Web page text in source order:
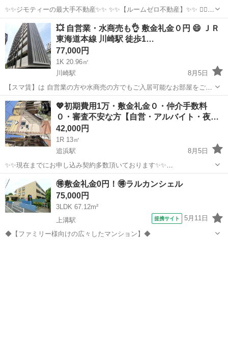
✨✨ジモティーの最大手不動産✨✨ ✨✨【ルームゼロ不動産】✨✨ 🙇‍♂️
🙇‍♂️賃貸の成約件数800件を突破❗️❗️ 🏆🏆🏆🏆🏆🏆🏆🏆🏆🏆🏆🏆 サービ
ス開始からたくさんのお客様に 高評価を頂いて...
神奈川 厚木市 門沢橋駅 マンション 物件
💥 自営業・水商売も👌 敷金礼金０円 😄 ＪＲ
東海道本線 川崎駅 徒歩1…
77,000円
1K 20.96㎡
川崎駅
8月5日
【スマ賃】は 自営業の方や水商売の方でもご入居可能なお部屋をご紹
介させて頂いております✨ 他社で審査に通過されなかったお客様も、
是非一度ご相談ください。 業界経験豊富な担当がお客様に親身になっ
てお部屋探しをさせて頂きま...
神奈川 川崎市 川崎駅 マンション 物件
💖初期費用1万・敷金礼金０・仲介手数料
０・審査不安な方【自営・アルバイト・夜
職…
42,000円
1R 13㎡
追浜駅
8月5日
✨✨現在までにお申し込み契約多数頂いております✨✨
✨✨InteriorHomeを宜しくお願いします✨✨ ★弊社は掲載している物件
以外も多数の物件を取り扱っております★ 以下に該当する方でも審査
通過の実績がある...
神奈川 横須賀市 追浜駅 マンション
🉐敷金礼金0円！🉐ラルカンシェル
75,000円
3LDK 67.12m²
上溝駅
提携サイト 5月11日
◆【ファミリー様向けの広々したマンション】◆